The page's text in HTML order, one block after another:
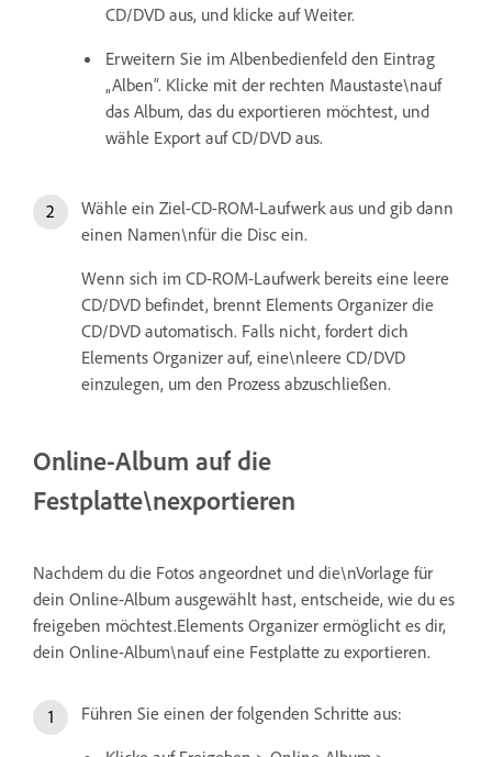
CD/DVD aus, und klicke auf Weiter.
Erweitern Sie im Albenbedienfeld den Eintrag
„Alben“. Klicke mit der rechten Maustaste\nauf
das Album, das du exportieren möchtest, und
wähle Export auf CD/DVD aus.
Wähle ein Ziel-CD-ROM-Laufwerk aus und gib dann
einen Namen\nfür die Disc ein.
Wenn sich im CD-ROM-Laufwerk bereits eine leere
CD/DVD befindet, brennt Elements Organizer die
CD/DVD automatisch. Falls nicht, fordert dich
Elements Organizer auf, eine\nleere CD/DVD
einzulegen, um den Prozess abzuschließen.
Online-Album auf die
Festplatte\nexportieren
Nachdem du die Fotos angeordnet und die\nVorlage für
dein Online-Album ausgewählt hast, entscheide, wie du es
freigeben möchtest.Elements Organizer ermöglicht es dir,
dein Online-Album\nauf eine Festplatte zu exportieren.
Führen Sie einen der folgenden Schritte aus: